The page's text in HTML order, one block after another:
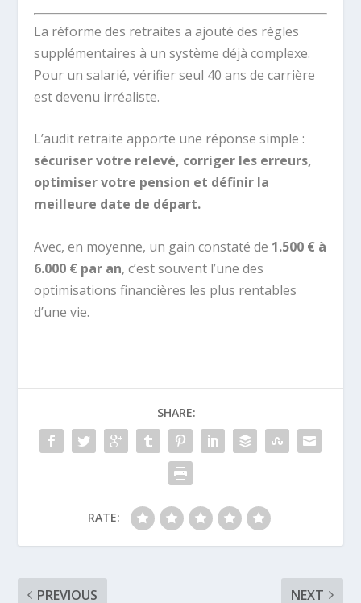
La réforme des retraites a ajouté des règles
supplémentaires à un système déjà complexe.
Pour un salarié, vérifier seul 40 ans de carrière
est devenu irréaliste.
L’audit retraite apporte une réponse simple :
sécuriser votre relevé, corriger les erreurs,
optimiser votre pension et définir la
meilleure date de départ.
Avec, en moyenne, un gain constaté de 1.500 € à
6.000 € par an, c’est souvent l’une des
optimisations financières les plus rentables
d’une vie.
SHARE:
RATE:
PREVIOUS NEXT